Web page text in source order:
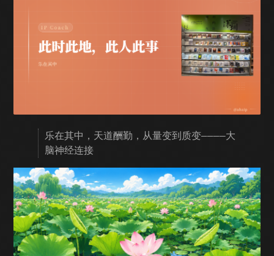
乐在其中，天道酬勤，从量变到质变————大
脑神经连接